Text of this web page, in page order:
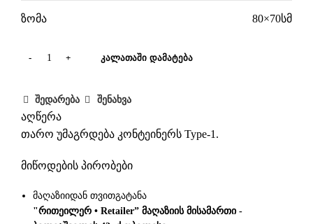
ზომა 80×70სმ
ᲙᲐᲚᲐᲗᲐᲨᲘ ᲓᲐᲛᲐᲢᲔᲑᲐ
შედარება შენახვა
აღწერა
თარო უმაგრდება კონტეინერს Type-1.
მიწოდების პირობები
მაღაზიიდან თვითგატანა
"რითეილერ • Retailer” მაღაზიის მისამართი -